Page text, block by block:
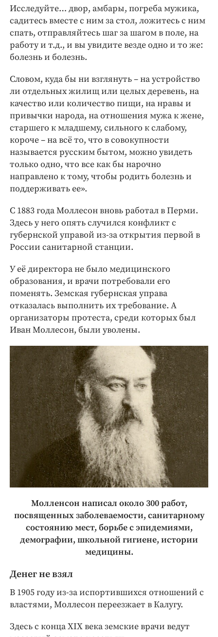
Исследуйте… двор, амбары, погреба мужика,
садитесь вместе с ним за стол, ложитесь с ним
спать, отправляйтесь шаг за шагом в поле, на
работу и т.д., и вы увидите везде одно и то же:
болезнь и болезнь.
Словом, куда бы ни взглянуть – на устройство
ли отдельных жилищ или целых деревень, на
качество или количество пищи, на нравы и
привычки народа, на отношения мужа к жене,
старшего к младшему, сильного к слабому,
короче – на всё то, что в совокупности
называется русским бытом, можно увидеть
только одно, что все как бы нарочно
направлено к тому, чтобы родить болезнь и
поддерживать ее».
С 1883 года Моллесон вновь работал в Перми.
Здесь у него опять случился конфликт с
губернской управой из-за открытия первой в
России санитарной станции.
У её директора не было медицинского
образования, и врачи потребовали его
поменять. Земская губернская управа
отказалась выполнить их требование. А
организаторы протеста, среди которых был
Иван Моллесон, были уволены.
Молленсон написал около 300 работ,
посвященных заболеваемости, санитарному
состоянию мест, борьбе с эпидемиями,
демографии, школьной гигиене, истории
медицины.
Денег не взял
В 1905 году из-за испортившихся отношений с
властями, Моллесон переезжает в Калугу.
Здесь с конца ХIХ века земские врачи ведут